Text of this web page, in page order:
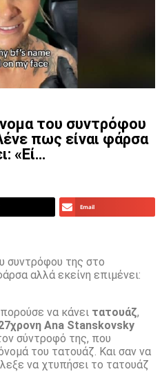
του συντρόφου
πως είναι φάρσα
«Εί…
Email
συντρόφου της στο
αλλά εκείνη επιμένει:
να κάνει τατουάζ,
Ana Stanskovsky
σύντροφό της, που
του τατουάζ. Και σαν να
να χτυπήσει το τατουάζ